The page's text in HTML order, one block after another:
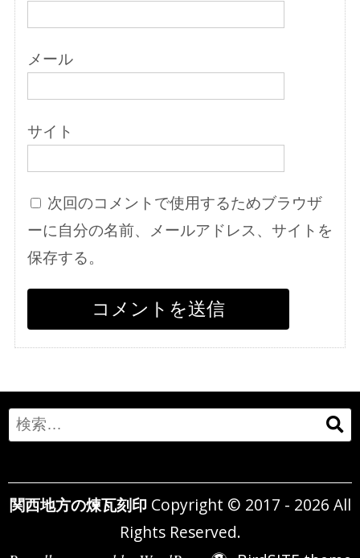
メール
サイト
次回のコメントで使用するためブラウザ
ーに自分の名前、メールアドレス、サイトを
保存する。
Search
for:
関西地方の煉瓦刻印 Copyright © 2017 - 2026 All
Rights Reserved.